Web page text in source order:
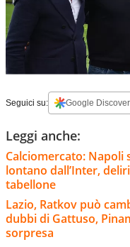
Seguici su: Google Discover
Leggi anche:
Calciomercato: Napoli
lontano dall’Inter,
tabellone
Lazio, Ratkov può
dubbi di Gattuso,
sorpresa